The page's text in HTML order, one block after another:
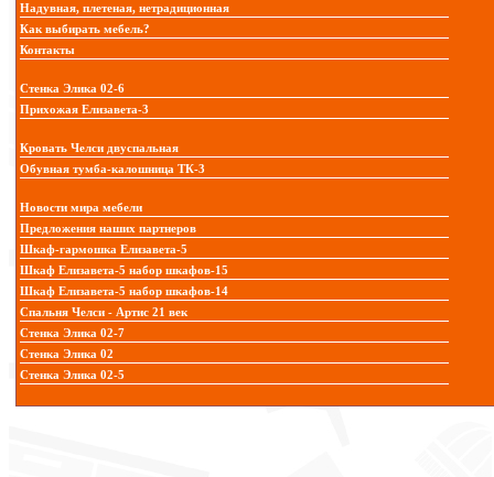
Надувная, плетеная, нетрадиционная
Как выбирать мебель?
Контакты
Стенка Элика 02-6
Прихожая Елизавета-3
Кровать Челси двуспальная
Обувная тумба-калошница ТК-3
Новости мира мебели
Предложения наших партнеров
Шкаф-гармошка Елизавета-5
Шкаф Елизавета-5 набор шкафов-15
Шкаф Елизавета-5 набор шкафов-14
Спальня Челси - Артис 21 век
Стенка Элика 02-7
Стенка Элика 02
Стенка Элика 02-5